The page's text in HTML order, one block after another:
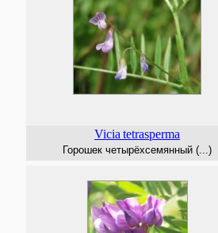
Vicia tetrasperma
Горошек четырёхсемянный (...)